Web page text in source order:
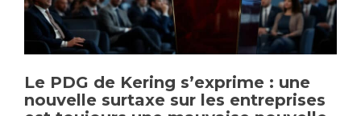
Le PDG de Kering s’exprime : une
nouvelle surtaxe sur les entreprises